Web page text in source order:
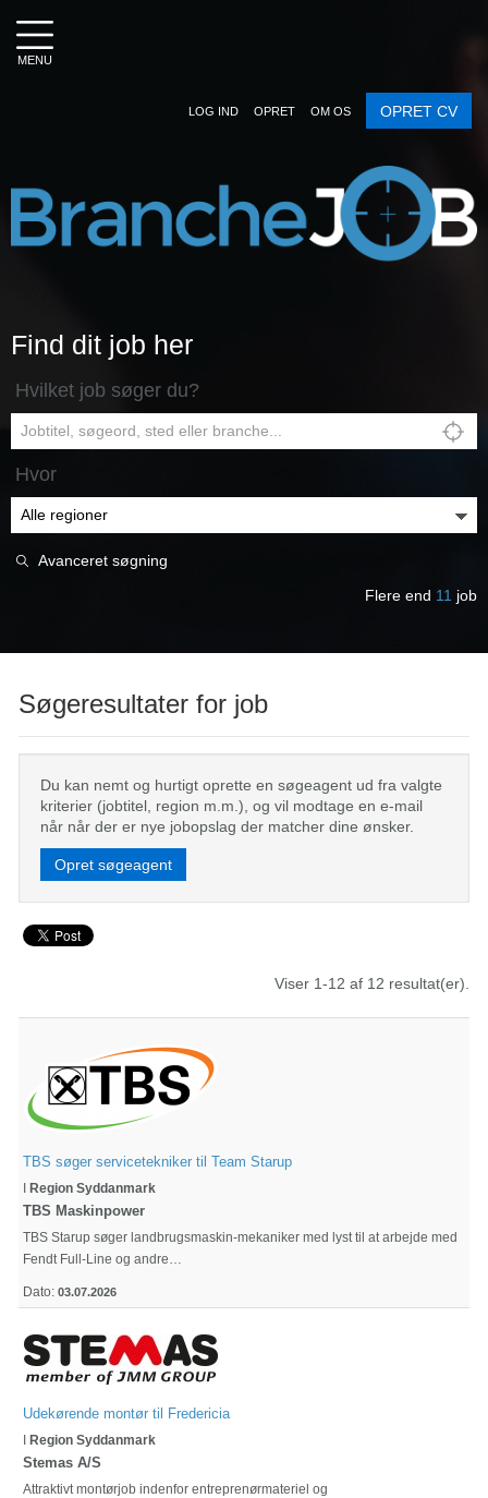
MENU
LOG IND OPRET OM OS OPRET CV
Find dit job her
Hvilket job søger du?
Hvor
Avanceret søgning
Flere end 11 job
Søgeresultater for job
Du kan nemt og hurtigt oprette en søgeagent ud fra valgte
kriterier (jobtitel, region m.m.), og vil modtage en e-mail
når når der er nye jobopslag der matcher dine ønsker.
Opret søgeagent
Viser 1-12 af 12 resultat(er).
TBS søger servicetekniker til Team Starup
I Region Syddanmark
TBS Maskinpower
TBS Starup søger landbrugsmaskin-mekaniker med lyst til at arbejde med
Fendt Full-Line og andre…
Dato: 03.07.2026
Udekørende montør til Fredericia
I Region Syddanmark
Stemas A/S
Attraktivt montørjob indenfor entreprenørmateriel og